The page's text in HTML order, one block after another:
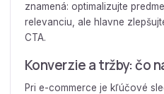
znamená: optimalizujte
relevanciu, ale hlavne
CTA.
Konverzie a tržby: čo
Pri e-commerce je kľúčové